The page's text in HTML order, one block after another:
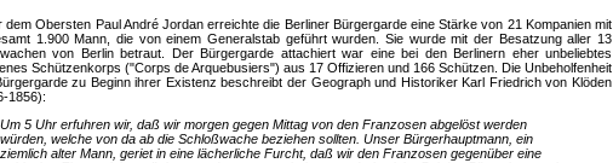
dem Obersten Paul André Jordan erreichte die Berliner Bürgergarde eine Stärke von 21 Kompanien mit
1.900 Mann, die von einem Generalstab geführt wurden. Sie wurde mit der Besatzung aller 13
von Berlin betraut. Der Bürgergarde attachiert war eine bei den Berlinern eher unbeliebtes
Schützenkorps ("Corps de Arquebusiers") aus 17 Offizieren und 166 Schützen. Die Unbeholfenheit
zu Beginn ihrer Existenz beschreibt der Geograph und Historiker Karl Friedrich von Klöden
1856):
Um 5 Uhr erfuhren wir, daß wir morgen gegen Mittag von den Franzosen abgelöst werden
würden, welche von da ab die Schloßwache beziehen sollten. Unser Bürgerhauptmann, ein
ziemlich alter Mann, geriet in eine lächerliche Furcht, daß wir den Franzosen gegenüber eine